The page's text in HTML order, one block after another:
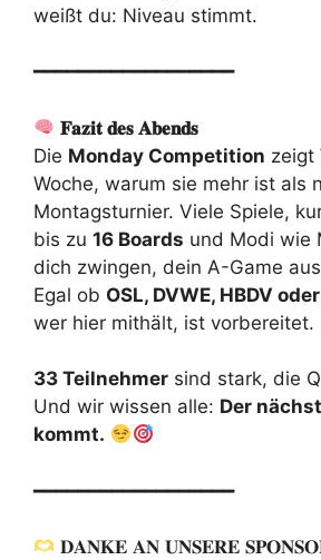
weißt du: Niveau stimmt.
━━━━━━━━━━━━━━━━━━
𝐅𝐚𝐳𝐢𝐭 𝐝𝐞𝐬 𝐀𝐛𝐞𝐧𝐝𝐬
Die Monday Competition zeigt
Woche, warum sie mehr ist als
Montagsturnier. Viele Spiele,
bis zu 16 Boards und Modi wie
dich zwingen, dein A-Game
Egal ob OSL, DVWE, HBDV
wer hier mithält, ist vorbereitet.
33 Teilnehmer sind stark, die
Und wir wissen alle: Der
kommt.
━━━━━━━━━━━━━━━━━━
𝐃𝐀𝐍𝐊𝐄 𝐀𝐍 𝐔𝐍𝐒𝐄𝐑𝐄